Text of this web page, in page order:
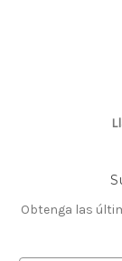
Obtenga las